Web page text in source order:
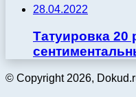
28.04.2022
Татуировка
© Copyright 2026,